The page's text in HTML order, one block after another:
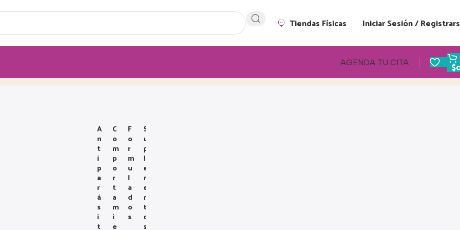
Tiendas Físicas Iniciar Sesión /
AGENDA TU CITA $
A
N
T
I
P
A
R
Á
S
I
T
C
O
M
P
O
R
T
A
M
I
E
F
O
R
M
U
L
A
D
O
S
S
U
P
L
E
M
E
N
T
O
S